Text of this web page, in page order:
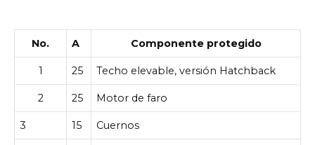
No. A Componente protegido
1 25 Techo elevable, versión Hatchback
2 25 Motor de faro
3 15 Cuernos